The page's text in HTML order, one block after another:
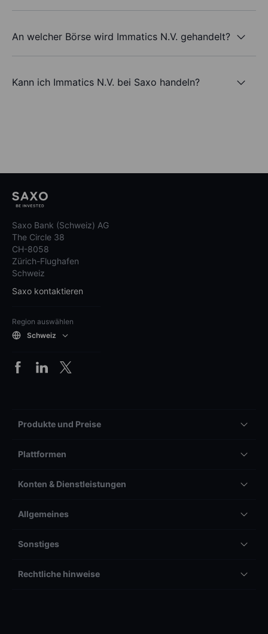
An welcher Börse wird Immatics N.V. gehandelt?
Kann ich Immatics N.V. bei Saxo handeln?
Saxo Bank (Schweiz) AG
The Circle 38
CH-8058
Zürich-Flughafen
Schweiz
Saxo kontaktieren
Region auswählen
Schweiz
Produkte und Preise
Plattformen
Konten & Dienstleistungen
Allgemeines
Sonstiges
Rechtliche hinweise